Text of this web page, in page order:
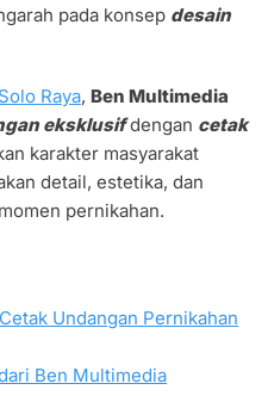
pada konsep desain
Raya, Ben Multimedia
eksklusifdengan cetak
karakter masyarakat
detail, estetika, dan
pernikahan.
Undangan Pernikahan
Ben Multimedia